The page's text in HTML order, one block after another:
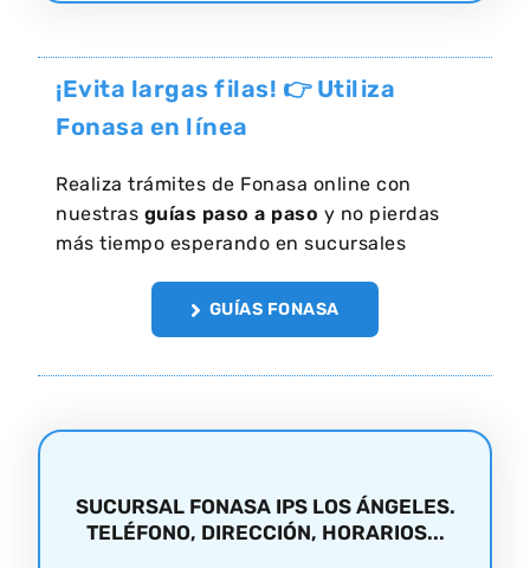
¡Evita largas filas! 👉 Utiliza
Fonasa en línea
Realiza trámites de Fonasa online con
nuestras guías paso a paso y no pierdas
más tiempo esperando en sucursales
GUÍAS FONASA
SUCURSAL FONASA IPS LOS ÁNGELES.
TELÉFONO, DIRECCIÓN, HORARIOS...